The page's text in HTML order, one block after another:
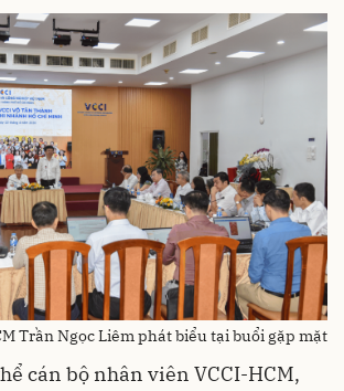
Trần Ngọc Liêm phát biểu tại buổi gặp mặt
cán bộ nhân viên VCCI-HCM,